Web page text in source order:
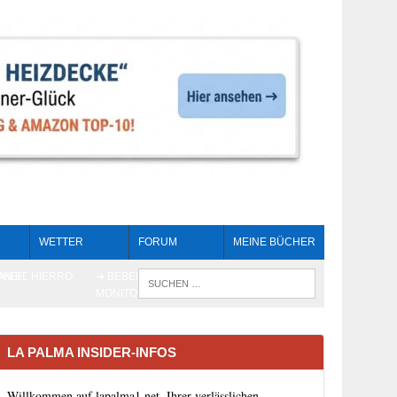
WETTER FORUM MEINE BÜCHER
LA PALMA INSIDER-INFOS